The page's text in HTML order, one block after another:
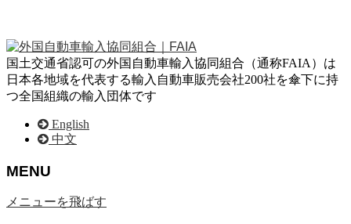
国土交通省認可の外国自動車輸入協同組合（通称FAIA）は
日本各地域を代表する輸入自動車販売会社200社を傘下に持
つ全国組織の輸入団体です
English
中文
MENU
メニューを飛ばす